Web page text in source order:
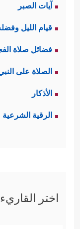
آيات الصبر
قيام الليل
فضائل صلاة
الصلاة على
الأذكار
الرقية الشرعية
اختر القاريء